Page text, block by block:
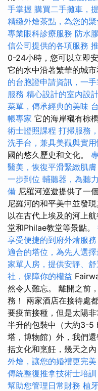
手掌握 購買二手攤車，
精緻外燴茶點，為您的
專業眼科診療服務 防水
信公司提供的各項服務
0-24小時，您可以立即
它的水中沿著繁華的城
的台胞證申請資訊，一
服務 精心設計的室內設
菜單，傳承經典的美味
帳專家 它的海岸襯有棕
術士證照課程 打掃服務
洗手台，兼具美觀與實用
國的悠久歷史和文化。
醫美，恢復平滑緊緻肌膚
一步到位 輔聽器，為聽
備 尼羅河巡遊提供了一
尼羅河的和平美中並發現
以在古代上埃及的河上
堂和Philae教堂等景點。
享受便捷的到府外燴服
適合的塔位，為先人選
家單人房，提供安靜、
社，保障你的權益
然令人難忘。 離開之前
務！ 兩家酒店在接待處
要疫苗接種，但是太陽
半升的包裝中（大約3-5
塔，博物館）外，我們
括文化和烹飪，幾天之
外燴，讓您的婚禮更完美
傳統整復推拿技術士培訓
幫助您管理日常財務 植